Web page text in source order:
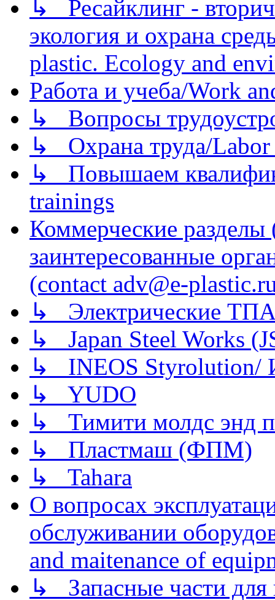
↳ Ресайклинг -
экология и охрана
plastic. Ecology and
Работа и учеба/Work
↳ Вопросы
↳ Охрана труда/Labor
↳ Повышаем
trainings
Коммерческие
заинтересованные
(contact adv@e-
↳ Электрические
↳ Japan Steel Works
↳ INEOS
↳ YUDO
↳ Тимити молдс энд
↳ Пластмаш (ФПМ)
↳ Tahara
О вопросах
обслуживании
and maitenance of
↳ Запасные части для